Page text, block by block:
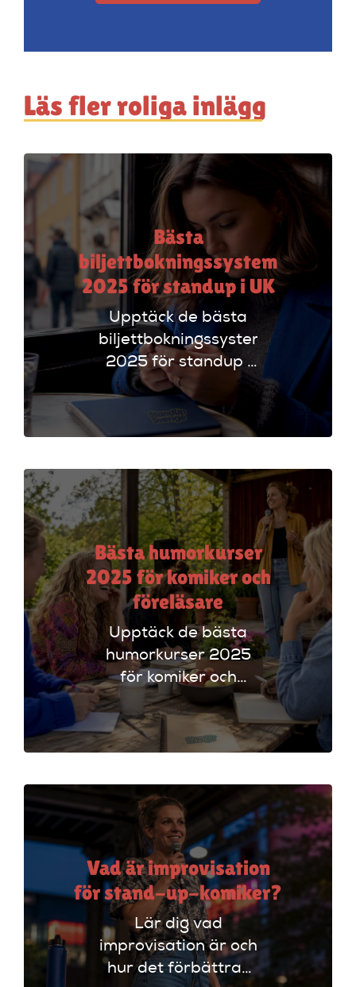
Läs fler roliga inlägg
Bästa
biljettbokningssystem
2025 för standup i UK
Upptäck de bästa
biljettbokningssystem
2025 för standup i
UK. Jämför
plattformar som
Ticketmaster och
rätt alternativ!
Bästa humorkurser
2025 för komiker och
föreläsare
Upptäck de bästa
humorkurser 2025
för komiker och
föreläsare. Lär dig
tekniker och få
scenerfarenhet med
Vad är improvisation
för stand-up-komiker?
Lär dig vad
improvisation är och
hur det förbättrar